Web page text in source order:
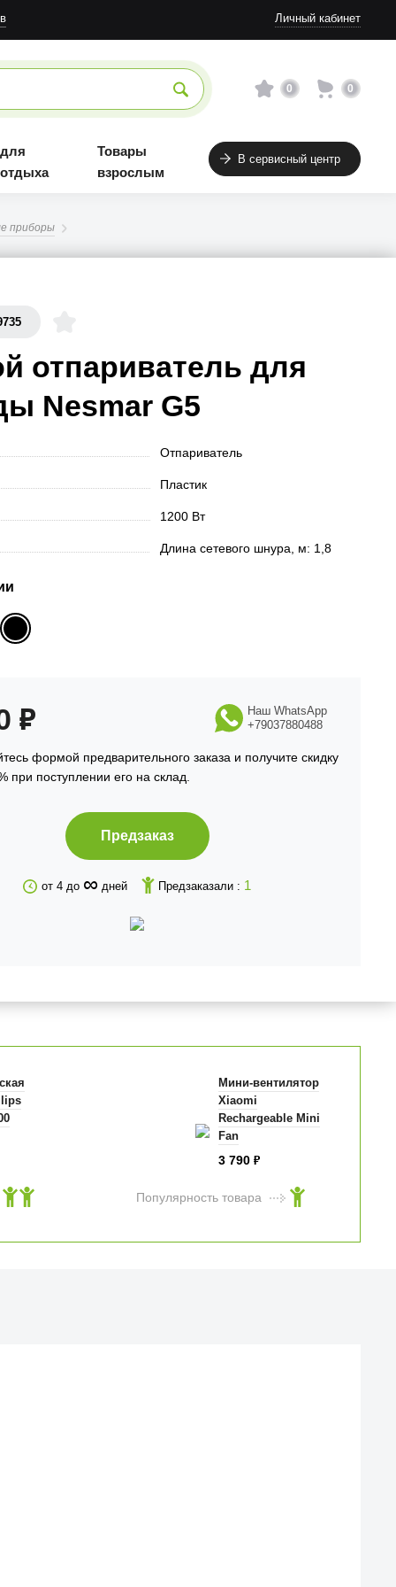
Личный кабинет
0 0
Товары
взрослым
В сервисный центр
приборы
отпариватель для
Nesmar G5
Отпариватель
Пластик
1200 Вт
Длина сетевого шнура, м: 1,8
₽
формой предварительного заказа и получите скидку
при поступлении его на склад.
Наш WhatsApp
+79037880488
Предзаказ
от 4 до ∞ дней Предзаказали : 1
Мини-вентилятор
Xiaomi
Rechargeable Mini
Fan
3 790 ₽
Популярность товара